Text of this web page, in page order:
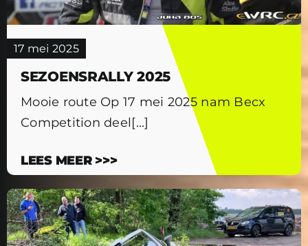
17 mei 2025
SEZOENSRALLY 2025
Mooie route Op 17 mei 2025 nam Becx
Competition deel[...]
LEES MEER >>>